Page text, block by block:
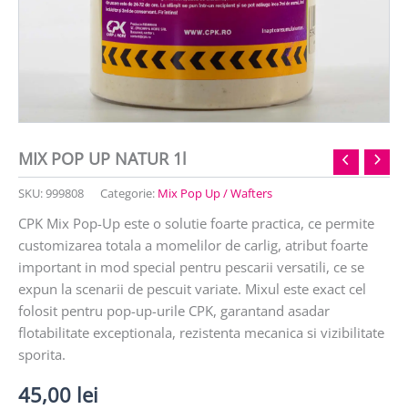
MIX POP UP NATUR 1l
SKU:999808 Categorie: Mix Pop Up / Wafters
CPK Mix Pop-Up este o solutie foarte practica, ce permite
customizarea totala a momelilor de carlig, atribut foarte
important in mod special pentru pescarii versatili, ce se
expun la scenarii de pescuit variate. Mixul este exact cel
folosit pentru pop-up-urile CPK, garantand asadar
flotabilitate exceptionala, rezistenta mecanica si vizibilitate
sporita.
45,00 lei